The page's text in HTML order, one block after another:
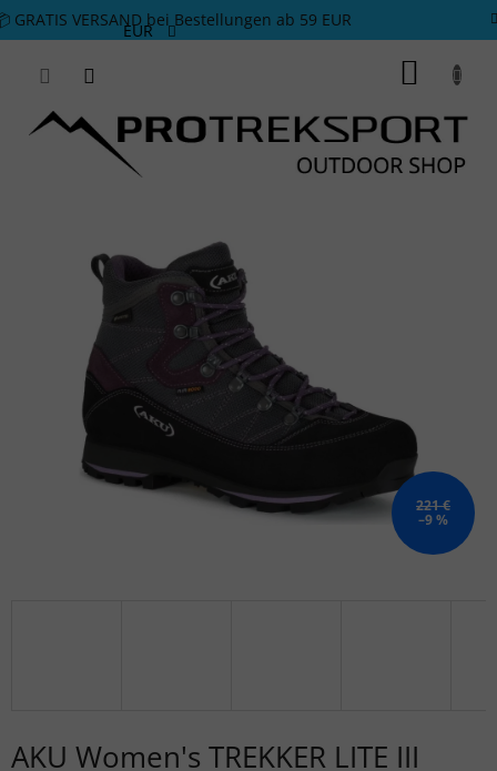
Zum Inhalt springen
GRATIS VERSAND bei Bestellungen ab 59 EUR
EUR
221 €
–9 %
AKU Women's TREKKER LITE III